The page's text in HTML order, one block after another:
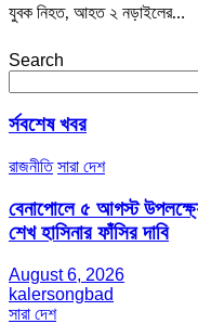
যুবক নিহত, আহত ২ নড়াইলের…
Search
র্সবশেষ খবর
রাজনীতি সারা দেশ
বেনাপোলে ৫ আগস্ট
শেখ হাসিনার ফাঁসির দাবি
August 6, 2026
kalersongbad
সারা দেশ